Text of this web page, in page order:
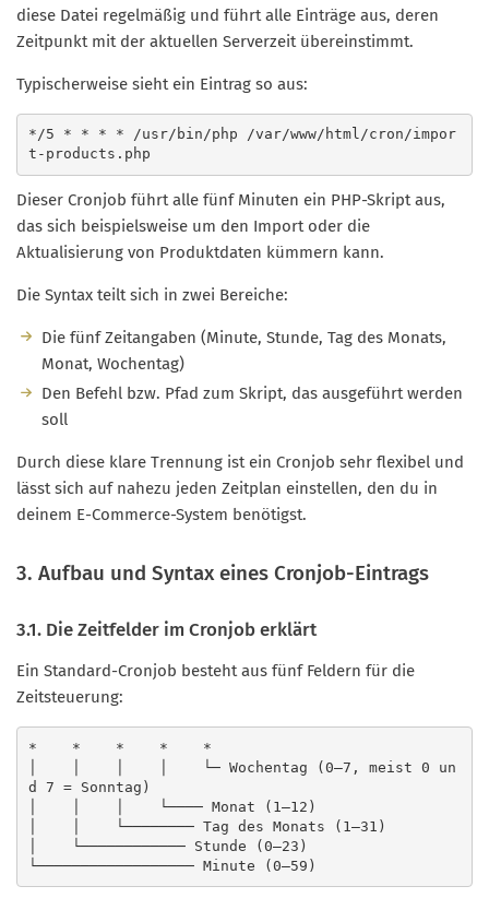
diese Datei regelmäßig und führt alle Einträge aus, deren
Zeitpunkt mit der aktuellen Serverzeit übereinstimmt.
Typischerweise sieht ein Eintrag so aus:
*/5 * * * * /usr/bin/php /var/www/html/cron/impor
t-products.php
Dieser Cronjob führt alle fünf Minuten ein PHP-Skript aus,
das sich beispielsweise um den Import oder die
Aktualisierung von Produktdaten kümmern kann.
Die Syntax teilt sich in zwei Bereiche:
Die fünf Zeitangaben (Minute, Stunde, Tag des Monats,
Monat, Wochentag)
Den Befehl bzw. Pfad zum Skript, das ausgeführt werden
soll
Durch diese klare Trennung ist ein Cronjob sehr flexibel und
lässt sich auf nahezu jeden Zeitplan einstellen, den du in
deinem E-Commerce-System benötigst.
3. Aufbau und Syntax eines Cronjob-Eintrags
3.1. Die Zeitfelder im Cronjob erklärt
Ein Standard-Cronjob besteht aus fünf Feldern für die
Zeitsteuerung:
*    *    *    *    *
│    │    │    │    └─ Wochentag (0–7, meist 0 un
d 7 = Sonntag)
│    │    │    └──── Monat (1–12)
│    │    └──────── Tag des Monats (1–31)
│    └──────────── Stunde (0–23)
└────────────────── Minute (0–59)